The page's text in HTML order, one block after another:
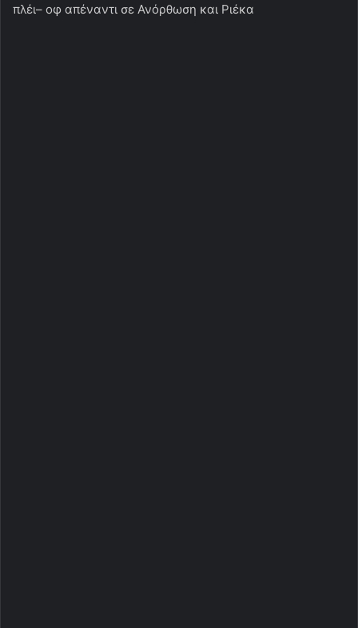
πλέι– οφ απέναντι σε Ανόρθωση και Ριέκα